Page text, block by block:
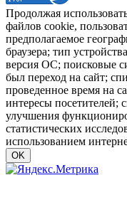
Продолжая
файлов cookie,
предполагаемое
браузера; тип
версия ОС; поисковые
был переход на сайт;
проведенное время на
интересы посетителей;
улучшения
статистических
использованием
OK